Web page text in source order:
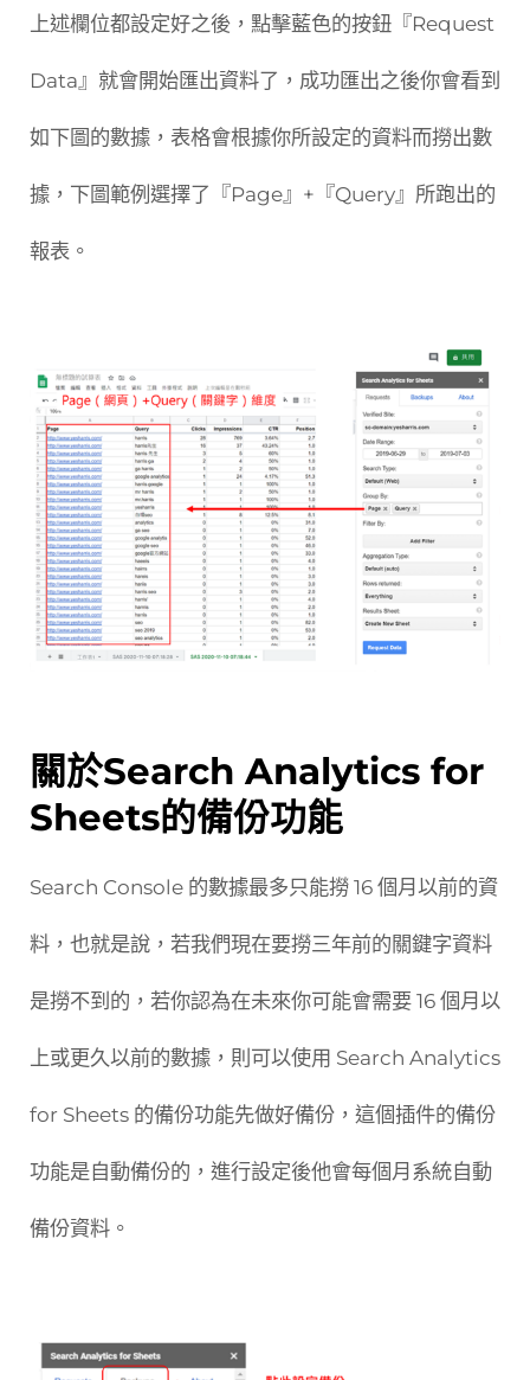
上述欄位都設定好之後，點擊藍色的按鈕『Request
Data』就會開始匯出資料了，成功匯出之後你會看到
如下圖的數據，表格會根據你所設定的資料而撈出數
據，下圖範例選擇了『Page』+『Query』所跑出的
報表。
關於Search Analytics for
Sheets的備份功能
Search Console 的數據最多只能撈 16 個月以前的資
料，也就是說，若我們現在要撈三年前的關鍵字資料
是撈不到的，若你認為在未來你可能會需要 16 個月以
上或更久以前的數據，則可以使用 Search Analytics
for Sheets 的備份功能先做好備份，這個插件的備份
功能是自動備份的，進行設定後他會每個月系統自動
備份資料。